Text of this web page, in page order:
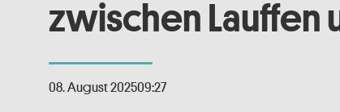
zwischen Lauffen
08. August 202509:27